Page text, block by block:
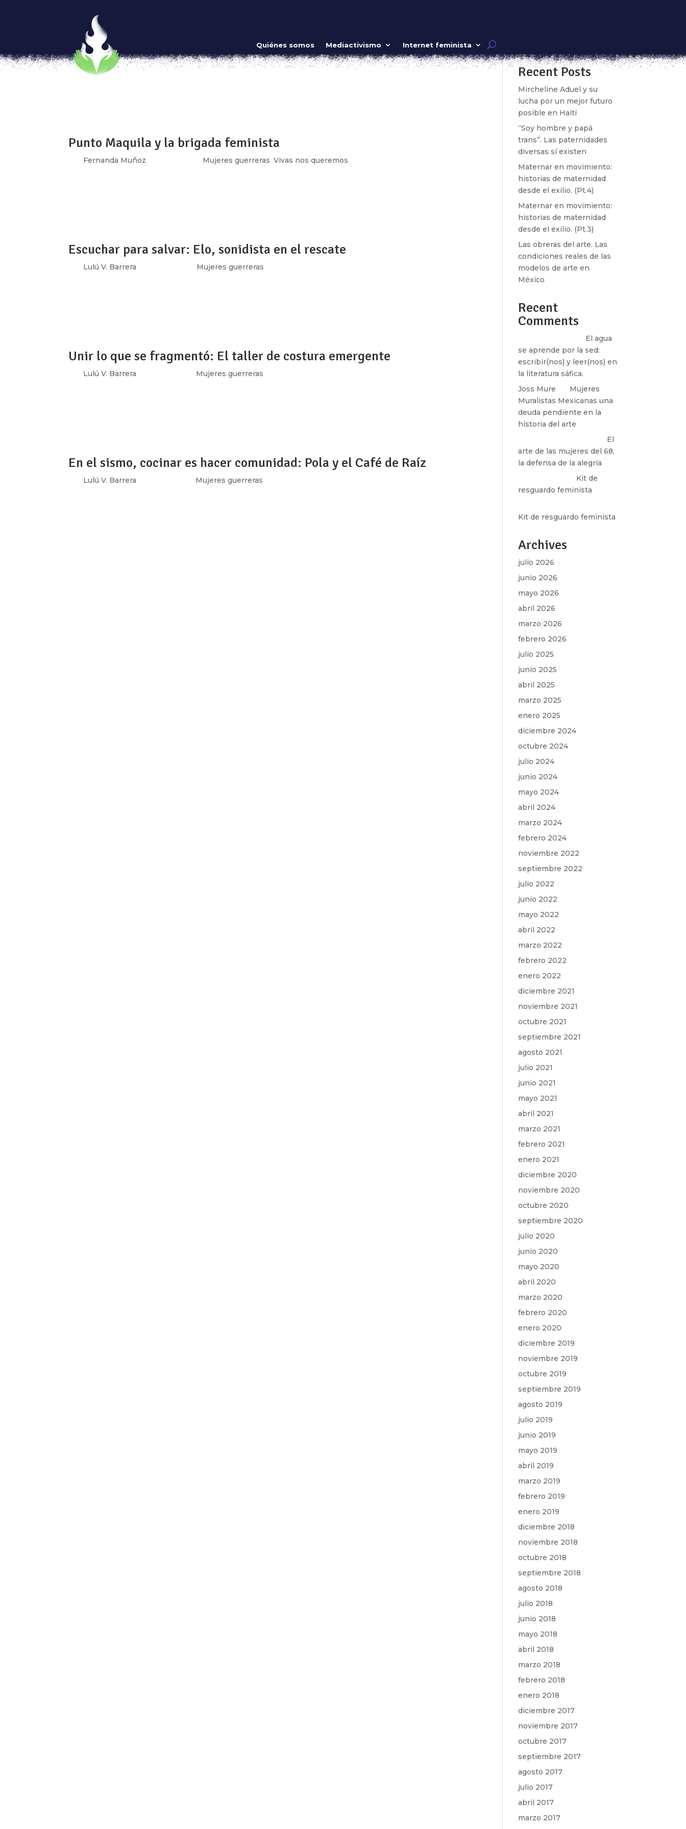
Quiénes somos Mediactivismo Internet feminista
Chimalpopoca: El paisaje sonoro de nuestra memoria
por Eve Alcalá González y Andrea Ortega|Oct 18, 2017|Mujeres guerreras,Vivas nos queremos
El Domingo 24 de Septiembre se celebró el Memorial para las trabajadoras de Bolívar y Chimalpopoca que
Punto Maquila y la brigada feminista
Fernanda Muñoz Mujeres guerreras ,Vivas nos queremos
Escuchar para salvar: Elo, sonidista en el rescate
Lulú V. Barrera Mujeres guerreras
Unir lo que se fragmentó: El taller de costura emergente
Lulú V. Barrera Mujeres guerreras
En el sismo, cocinar es hacer comunidad: Pola y el Café de Raíz
Lulú V. Barrera Mujeres guerreras
Recent Posts
Mircheline Aduel y su
lucha por un mejor futuro
posible en Haití
“Soy hombre y papá
trans”. Las paternidades
diversas sí existen
Maternar en movimiento:
historias de maternidad
desde el exilio. (Pt.4)
Maternar en movimiento:
historias de maternidad
desde el exilio. (Pt.3)
Las obreras del arte. Las
condiciones reales de las
modelos de arte en
México
Recent
Comments
El agua
se aprende por la sed:
escribir(nos) y leer(nos) en
la literatura sáfica.
Joss Mure
Mujeres
Muralistas Mexicanas una
deuda pendiente en la
historia del arte
El
arte de las mujeres del 68,
la defensa de la alegría
Kit de
resguardo feminista
Kit de resguardo feminista
Archives
julio 2026
junio 2026
mayo 2026
abril 2026
marzo 2026
febrero 2026
julio 2025
junio 2025
abril 2025
marzo 2025
enero 2025
diciembre 2024
octubre 2024
julio 2024
junio 2024
mayo 2024
abril 2024
marzo 2024
febrero 2024
noviembre 2022
septiembre 2022
julio 2022
junio 2022
mayo 2022
abril 2022
marzo 2022
febrero 2022
enero 2022
diciembre 2021
noviembre 2021
octubre 2021
septiembre 2021
agosto 2021
julio 2021
junio 2021
mayo 2021
abril 2021
marzo 2021
febrero 2021
enero 2021
diciembre 2020
noviembre 2020
octubre 2020
septiembre 2020
julio 2020
junio 2020
mayo 2020
abril 2020
marzo 2020
febrero 2020
enero 2020
diciembre 2019
noviembre 2019
octubre 2019
septiembre 2019
agosto 2019
julio 2019
junio 2019
mayo 2019
abril 2019
marzo 2019
febrero 2019
enero 2019
diciembre 2018
noviembre 2018
octubre 2018
septiembre 2018
agosto 2018
julio 2018
junio 2018
mayo 2018
abril 2018
marzo 2018
febrero 2018
enero 2018
diciembre 2017
noviembre 2017
octubre 2017
septiembre 2017
agosto 2017
julio 2017
abril 2017
marzo 2017